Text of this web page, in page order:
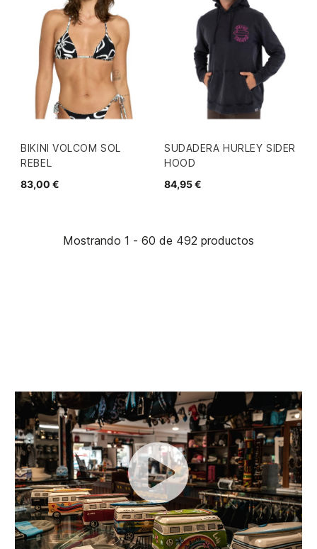
BIKINI VOLCOM SOL
REBEL
83,00 €
SUDADERA HURLEY SIDER
HOOD
84,95 €
Mostrando 1 - 60 de 492 productos